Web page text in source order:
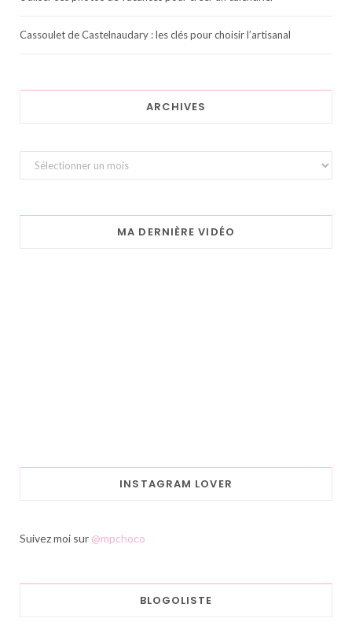
Cassoulet de Castelnaudary : les clés pour choisir l’artisanal
ARCHIVES
Archives
MA DERNIÈRE VIDÉO
INSTAGRAM LOVER
Suivez moi sur @mpchoco
BLOGOLISTE